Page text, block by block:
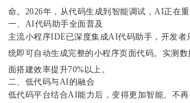
命。2026年，从代码生成到智能调试，AI正在
一、AI代码助手全面普及
主流小程序IDE已深度集成AI代码助手，开发者
统即可自动生成完整的小程序页面代码。实测
面搭建效率提升70%以上。
二、低代码与AI的融合
低代码平台结合AI能力后，变得更加智能。不